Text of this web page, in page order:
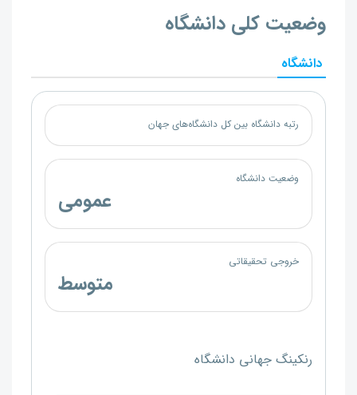
وضعیت کلی دانشگاه
دانشگاه
رتبه دانشگاه بین کل دانشگاه‌های جهان
وضعیت دانشگاه
عمومی
خروجی تحقیقاتی
متوسط
رنکینگ جهانی دانشگاه